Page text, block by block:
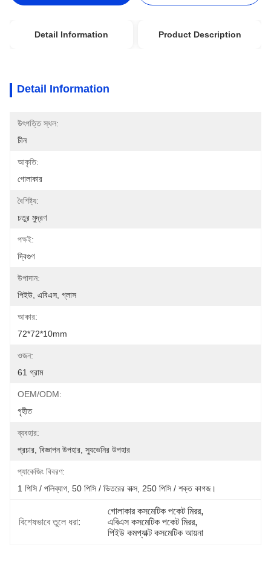
Detail Information Product Description
Detail Information
উৎপত্তি স্থল:
চীন
আকৃতি:
গোলাকার
বৈশিষ্ট্য:
চতুর মুদ্রণ
পক্ষই:
দ্বিগুণ
উপাদান:
পিইউ, এবিএস, গ্লাস
আকার:
72*72*10mm
ওজন:
61 গ্রাম
OEM/ODM:
গৃহীত
ব্যবহার:
প্রচার, বিজ্ঞাপন উপহার, স্যুভেনির উপহার
প্যাকেজিং বিবরণ:
1 পিসি / পলিব্যাগ, 50 পিসি / ভিতরের বাক্স, 250 পিসি / শক্ত কাগজ।
বিশেষভাবে তুলে ধরা:
গোলাকার কসমেটিক পকেট মিরর,
এবিএস কসমেটিক পকেট মিরর,
পিইউ কমপ্যাক্ট কসমেটিক আয়না